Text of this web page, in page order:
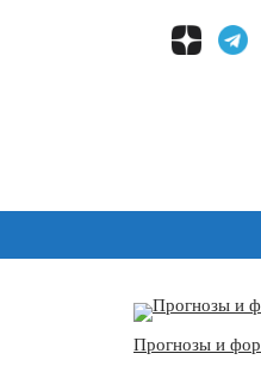
Прогнозы и